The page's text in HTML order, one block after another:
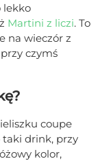
lekko
Martini z liczi. To
na wieczór z
czymś
coupe
drink, przy
kolor,